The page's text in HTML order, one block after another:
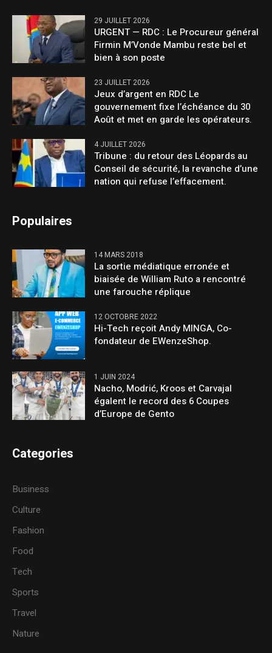
29 JUILLET 2026
URGENT — RDC : Le Procureur général
Firmin M’Vonde Mambu reste bel et
bien à son poste
23 JUILLET 2026
Jeux d’argent en RDC Le
gouvernement fixe l’échéance du 30
Août et met en garde les opérateurs.
4 JUILLET 2026
Tribune : du retour des Léopards au
Conseil de sécurité, la revanche d’une
nation qui refuse l’effacement.
Populaires
14 MARS 2018
La sortie médiatique erronée et
biaisée de William Ruto a rencontré
une farouche réplique
12 OCTOBRE 2022
Hi-Tech reçoit Andy MINGA, Co-
fondateur de EWenzeShop.
1 JUIN 2024
Nacho, Modrić, Kroos et Carvajal
égalent le record des 6 Coupes
d’Europe de Gento
Categories
Business
Culture
Fashion
Food
Tech
Sports
Travel
Nature